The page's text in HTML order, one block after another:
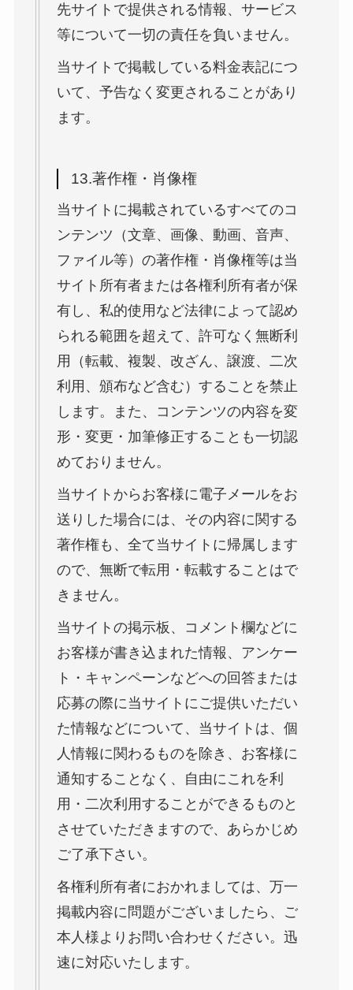
先サイトで提供される情報、サービス
等について一切の責任を負いません。
当サイトで掲載している料金表記につ
いて、予告なく変更されることがあり
ます。
13.著作権・肖像権
当サイトに掲載されているすべてのコ
ンテンツ（文章、画像、動画、音声、
ファイル等）の著作権・肖像権等は当
サイト所有者または各権利所有者が保
有し、私的使用など法律によって認め
られる範囲を超えて、許可なく無断利
用（転載、複製、改ざん、譲渡、二次
利用、頒布など含む）することを禁止
します。また、コンテンツの内容を変
形・変更・加筆修正することも一切認
めておりません。
当サイトからお客様に電子メールをお
送りした場合には、その内容に関する
著作権も、全て当サイトに帰属します
ので、無断で転用・転載することはで
きません。
当サイトの掲示板、コメント欄などに
お客様が書き込まれた情報、アンケー
ト・キャンペーンなどへの回答または
応募の際に当サイトにご提供いただい
た情報などについて、当サイトは、個
人情報に関わるものを除き、お客様に
通知することなく、自由にこれを利
用・二次利用することができるものと
させていただきますので、あらかじめ
ご了承下さい。
各権利所有者におかれましては、万一
掲載内容に問題がございましたら、ご
本人様よりお問い合わせください。迅
速に対応いたします。